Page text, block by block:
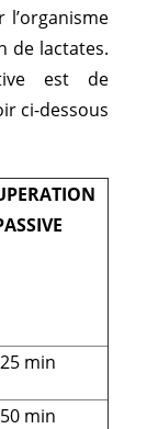
de lactates.
est de
ci-dessous
25 min
50 min